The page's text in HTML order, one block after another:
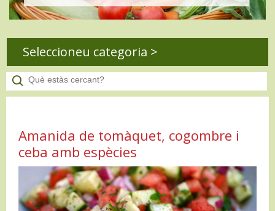
Seleccioneu categoria >
Amanida de tomàquet, cogombre i
ceba amb espècies